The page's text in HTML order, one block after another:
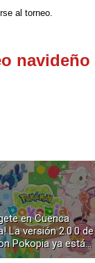
al torneo.
navideño
en Cuenca
La versión 2.0.0 de
Pokopia ya está
con buceo y